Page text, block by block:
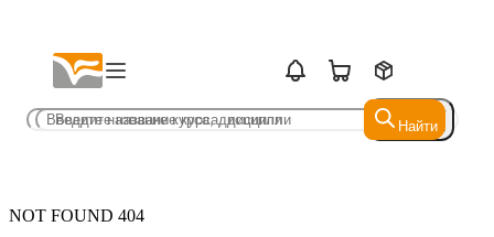
Найти
Найти
NOT FOUND 404